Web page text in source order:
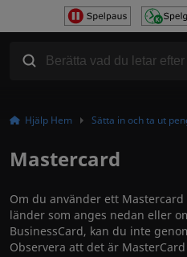
Hjälp Hem Sätta in och ta ut
Mastercard
Om du använder ett
länder som anges nedan eller
BusinessCard, kan du inte
Observera att det är